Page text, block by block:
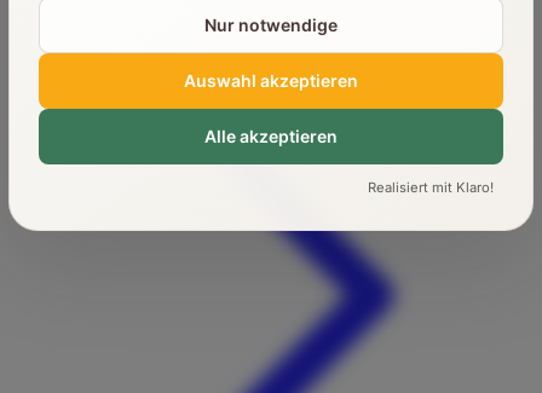
Nur notwendige
Auswahl akzeptieren
Alle akzeptieren
Realisiert mit Klaro!